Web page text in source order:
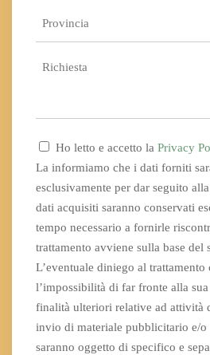
*
Richiesta
Consenso
*
Ho letto e accetto la Privacy
La informiamo che i dati forniti
esclusivamente per dar seguito
dati acquisiti saranno conservati
tempo necessario a fornirle
trattamento avviene sulla base del
L’eventuale diniego al trattamento
l’impossibilità di far fronte alla
finalità ulteriori relative ad attività
invio di materiale pubblicitario e/o
saranno oggetto di specifico e